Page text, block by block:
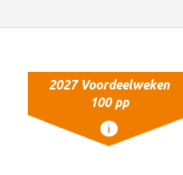
2027 Voordeelweken
100 pp
i